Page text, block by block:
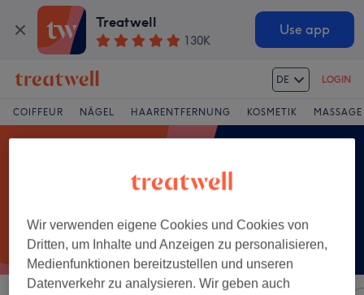
Treatwell
130K
Use app
DE LOGIN
COIFFEUR NÄGEL HAARENTFERNUNG KOSMETIK MASSAGE
Wir verwenden eigene Cookies und Cookies von
Dritten, um Inhalte und Anzeigen zu personalisieren,
Medienfunktionen bereitzustellen und unseren
Datenverkehr zu analysieren. Wir geben auch